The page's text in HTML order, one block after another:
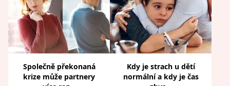
Společně překonaná
krize může partnery
Kdy je strach u dětí
normální a kdy je čas